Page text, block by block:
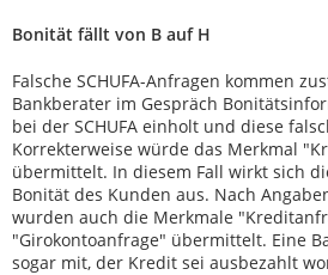
Bonität fällt von B auf H
Falsche SCHUFA-Anfragen kommen
Bankberater im Gespräch
bei der SCHUFA einholt und diese
Korrekterweise würde das Merkmal
übermittelt. In diesem Fall wirkt sich
Bonität des Kunden aus. Nach
wurden auch die Merkmale
"Girokontoanfrage" übermittelt. Eine
sogar mit, der Kredit sei ausbezahlt